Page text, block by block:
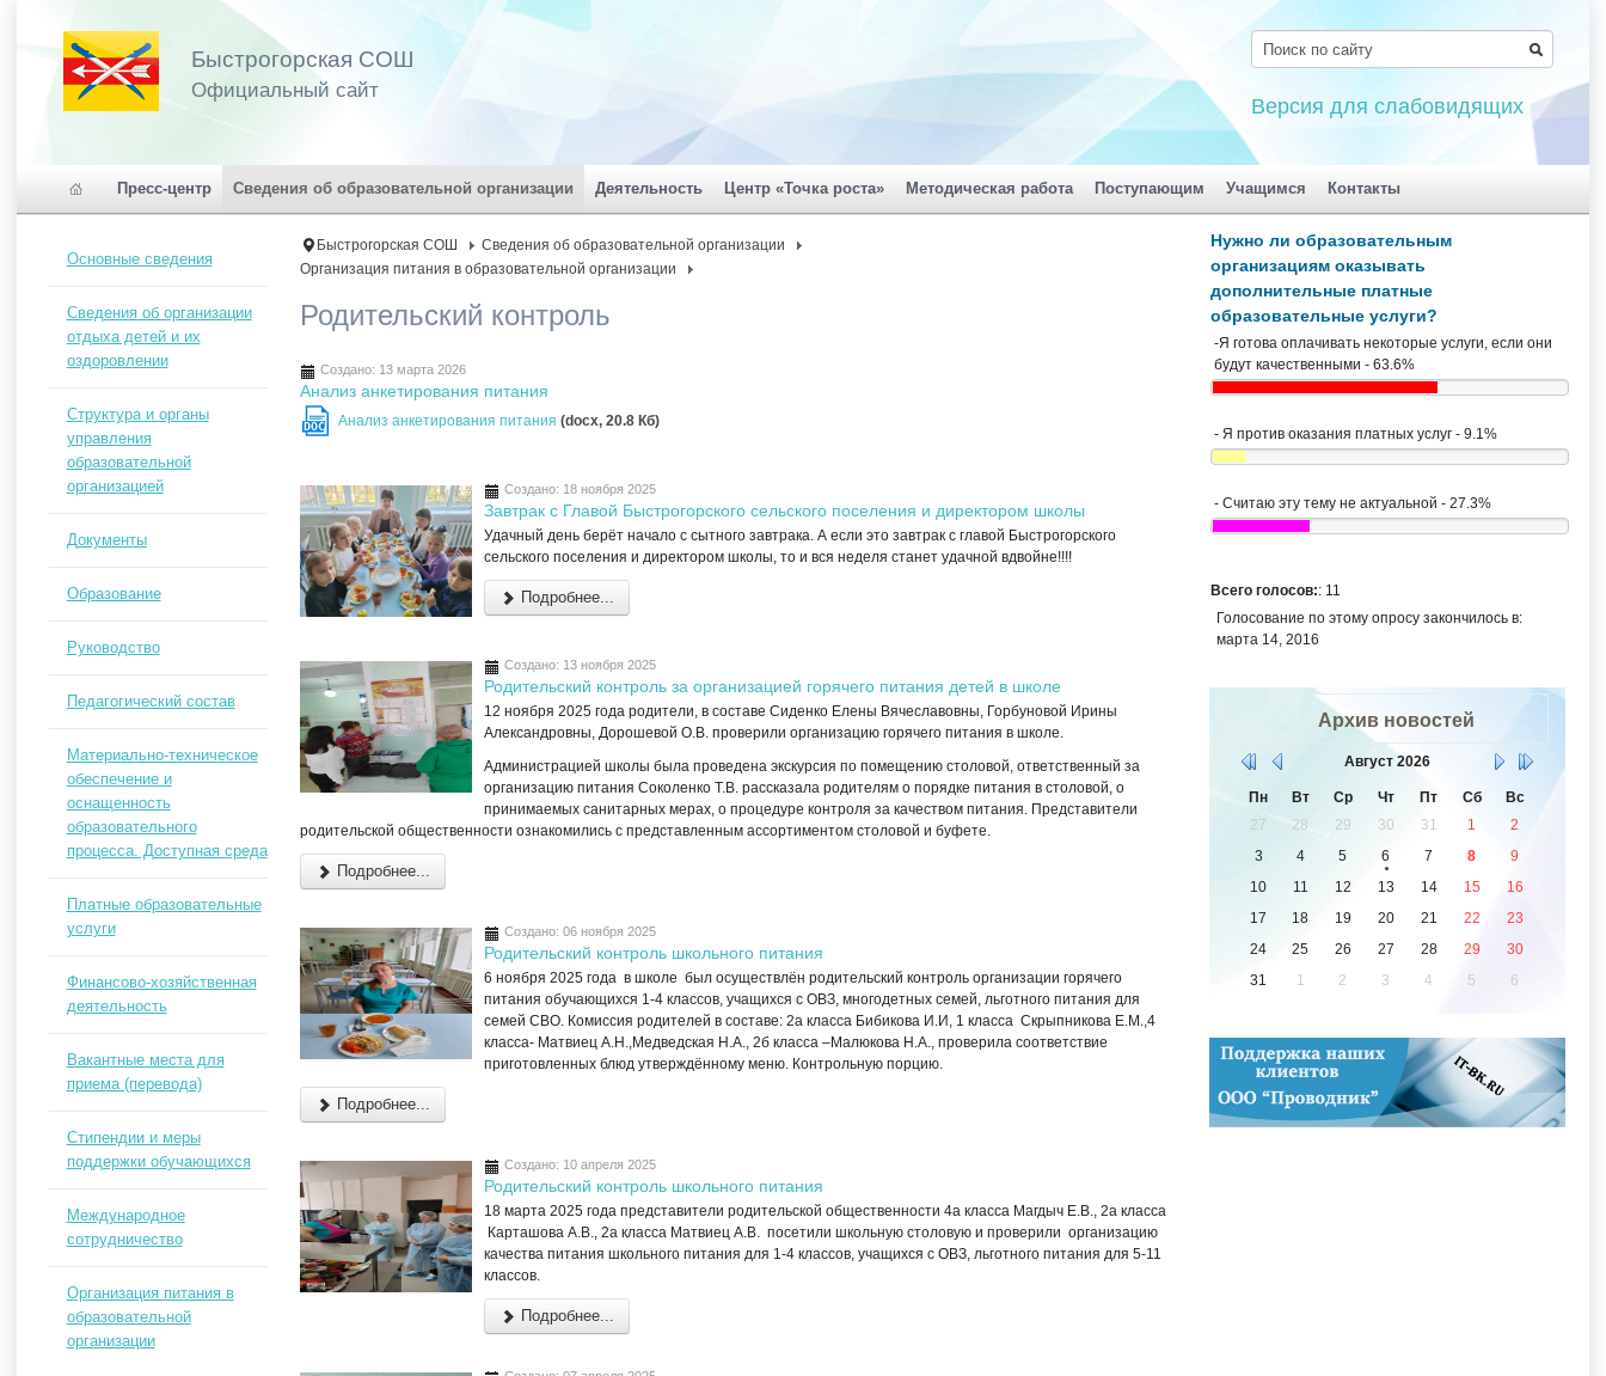
Быстрогорская СОШ
Официальный сайт
Версия для слабовидящих
Пресс-центр Сведения об образовательной организации Деятельность Центр «Точка роста» Методическая работа Поступающим Учащимся Контакты
Быстрогорская СОШ
Сведения об образовательной организации
Организация питания в образовательной организации
Родительский контроль
Создано: 13 марта 2026
Анализ анкетирования питания
DOC Анализ анкетирования питания (docx, 20.8 Кб)
Создано: 18 ноября 2025
Завтрак с Главой Быстрогорского сельского поселения и директором школы
Удачный день берёт начало с сытного завтрака. А если это завтрак с главой Быстрогорского
сельского поселения и директором школы, то и вся неделя станет удачной вдвойне!!!!
Подробнее...
Создано: 13 ноября 2025
Родительский контроль за организацией горячего питания детей в школе
12 ноября 2025 года родители, в составе Сиденко Елены Вячеславовны, Горбуновой Ирины
Александровны, Дорошевой О.В. проверили организацию горячего питания в школе.
Администрацией школы была проведена экскурсия по помещению столовой, ответственный за
организацию питания Соколенко Т.В. рассказала родителям о порядке питания в столовой, о
принимаемых санитарных мерах, о процедуре контроля за качеством питания. Представители
родительской общественности ознакомились с представленным ассортиментом столовой и буфете.
Подробнее...
Создано: 06 ноября 2025
Родительский контроль школьного питания
6 ноября 2025 года в школе был осуществлён родительский контроль организации горячего
питания обучающихся 1-4 классов, учащихся с ОВЗ, многодетных семей, льготного питания для
семей СВО. Комиссия родителей в составе: 2а класса Бибикова И.И, 1 класса Скрыпникова Е.М.,4
класса- Матвиец А.Н.,Медведская Н.А., 2б класса –Малюкова Н.А., проверила соответствие
приготовленных блюд утверждённому меню. Контрольную порцию.
Подробнее...
Создано: 10 апреля 2025
Родительский контроль школьного питания
18 марта 2025 года представители родительской общественности 4а класса Магдыч Е.В., 2а класса
Карташова А.В., 2а класса Матвиец А.В. посетили школьную столовую и проверили организацию
качества питания школьного питания для 1-4 классов, учащихся с ОВЗ, льготного питания для 5-11
классов.
Подробнее...
Основные сведения
Сведения об организации
отдыха детей и их
оздоровлении
Структура и органы
управления
образовательной
организацией
Документы
Образование
Руководство
Педагогический состав
Материально-техническое
обеспечение и
оснащенность
образовательного
процесса. Доступная среда
Платные образовательные
услуги
Финансово-хозяйственная
деятельность
Вакантные места для
приема (перевода)
Стипендии и меры
поддержки обучающихся
Международное
сотрудничество
Организация питания в
образовательной
организации
Нужно ли образовательным
организациям оказывать
дополнительные платные
образовательные услуги?
-Я готова оплачивать некоторые услуги, если они
будут качественными - 63.6%
- Я против оказания платных услуг - 9.1%
- Считаю эту тему не актуальной - 27.3%
Всего голосов:: 11
Голосование по этому опросу закончилось в:
марта 14, 2016
Архив новостей
Август 2026
Пн Вт Ср Чт Пт Сб
Вс
27
28 29 30 31 1
2
3
4 5 6 7 8
9
10
11 12 13 14 15
16
17
18 19 20 21 22
23
24
25 26 27 28 29
30
31
1 2 3 4 5 6